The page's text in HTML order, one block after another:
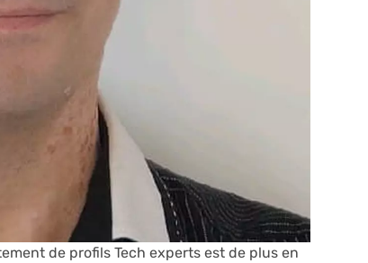
de profils Tech experts est de plus en